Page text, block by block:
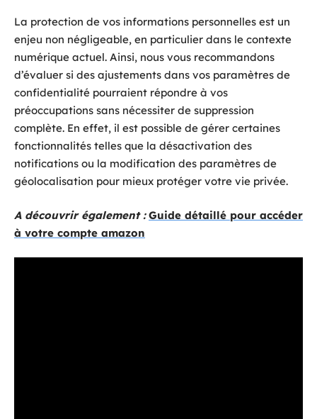
La protection de vos informations personnelles est un
enjeu non négligeable, en particulier dans le contexte
numérique actuel. Ainsi, nous vous recommandons
d’évaluer si des ajustements dans vos paramètres de
confidentialité pourraient répondre à vos
préoccupations sans nécessiter de suppression
complète. En effet, il est possible de gérer certaines
fonctionnalités telles que la désactivation des
notifications ou la modification des paramètres de
géolocalisation pour mieux protéger votre vie privée.
A découvrir également : Guide détaillé pour accéder
à votre compte amazon